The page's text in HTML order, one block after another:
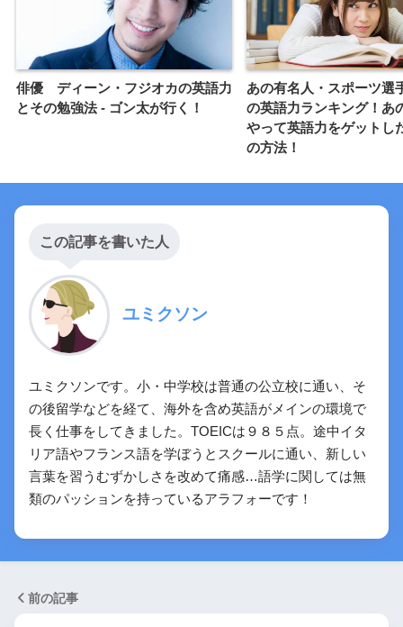
俳優 ディーン・フジオカの英語力
とその勉強法 - ゴン太が行く！
あの有名人・スポーツ選
の英語力ランキング！あ
やって英語力をゲットし
の方法！
この記事を書いた人
ユミクソン
ユミクソンです。小・中学校は普通の公立校に通い、そ
の後留学などを経て、海外を含め英語がメインの環境で
長く仕事をしてきました。TOEICは９８５点。途中イタ
リア語やフランス語を学ぼうとスクールに通い、新しい
言葉を習うむずかしさを改めて痛感…語学に関しては無
類のパッションを持っているアラフォーです！
前の記事